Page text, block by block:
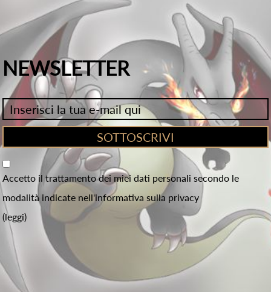
NEWSLETTER
Accetto il trattamento dei miei dati personali secondo le
modalità indicate nell'informativa sulla privacy
(leggi)